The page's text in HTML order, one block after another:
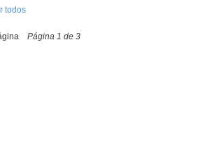
todos
Página 1 de 3